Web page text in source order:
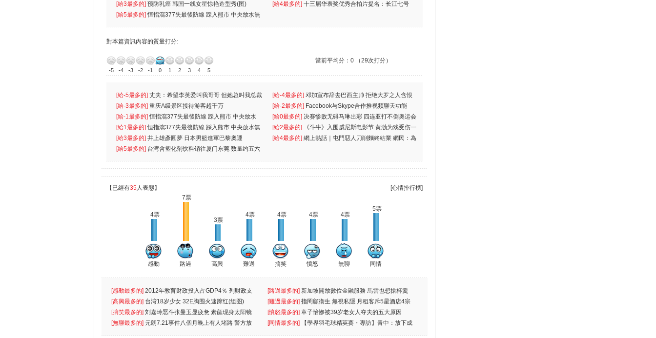
[給3最多的] 预防乳癌 韩国一线女星惊艳造型秀(图) [給4最多的] 十三届华表奖优秀合拍片提名：长江七号
[給5最多的]恒指瀉377失最後防線 踩入熊市 中央放水無
對本篇資訊內容的質量打分:
-5 -4 -3 -2 -1 0 1 2 3 4 5
當前平均分： 0 （29次打分）
[給-5最多的] 丈夫：希望李英爱叫我哥哥 但她总叫我总裁
先
[給-4最多的] 邓加宣布辞去巴西主帅 拒绝大罗之人含恨
离
[給-3最多的] 重庆A级景区接待游客超千万 [給-2最多的] Facebook与Skype合作推视频聊天功能
[給-1最多的]恒指瀉377失最後防線 踩入熊市 中央放水
無
[給0最多的] 决赛惨败无碍马琳出彩 四连亚打不倒奥运会
[給1最多的]恒指瀉377失最後防線 踩入熊市 中央放水無 [給2最多的]
《斗牛》入围威尼斯电影节 黄渤为戏受伤一
[給3最多的] 井上雄彥圓夢 日本男籃進軍巴黎奧運 [給4最多的] 網上熱話｜屯門惡人刀削麵終結業 網民：為
[給5最多的] 台湾含塑化剂饮料销往厦门东莞 数量约五六
[心情排行榜]
【已經有35人表態】
4票
感動
7票
路過
3票
高興
4票
難過
4票
搞笑
4票
憤怒
4票
無聊
5票
同情
[感動最多的] 2012年教育财政投入占GDP4％ 列财政支
出首位
[路過最多的] 新加坡開放數位金融服務 馬雲也想搶杯羹
[高興最多的] 台湾18岁少女 32E胸围火速蹿红(组图) [難過最多的] 指罔顧衞生 無視私隱 月租客斥5星酒店4宗
罪
[搞笑最多的] 刘嘉玲恶斗张曼玉显疲惫 素颜现身太阳镜
遮
[憤怒最多的] 章子怡惨被39岁老女人夺夫的五大原因
[無聊最多的] 元朗7.21事件八個月晚上有人堵路 警方放
催
[同情最多的]
【學界羽毛球精英賽・專訪】青中：放下成
敗